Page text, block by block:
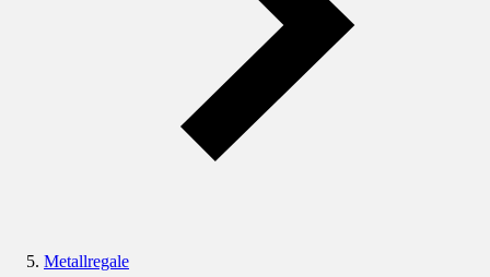
Metallregale